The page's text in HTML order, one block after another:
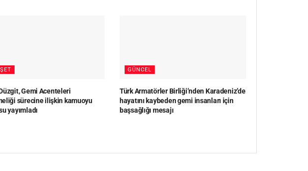
Gemi Acenteleri
sürecine ilişkin kamuoyu
yayımladı
GÜNCEL
Türk Armatörler Birliği’nden Karadeniz’de
hayatını kaybeden gemi insanları için
başsağlığı mesajı